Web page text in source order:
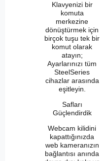
Klavyenizi bir
komuta
merkezine
dönüştürmek için
birçok tuşu tek bir
komut olarak
atayın;
Ayarlarınızı tüm
SteelSeries
cihazlar arasında
eşitleyin.
Safları
Güçlendirdik
Webcam kilidini
kapattığınızda
web kameranızın
bağlantısı anında